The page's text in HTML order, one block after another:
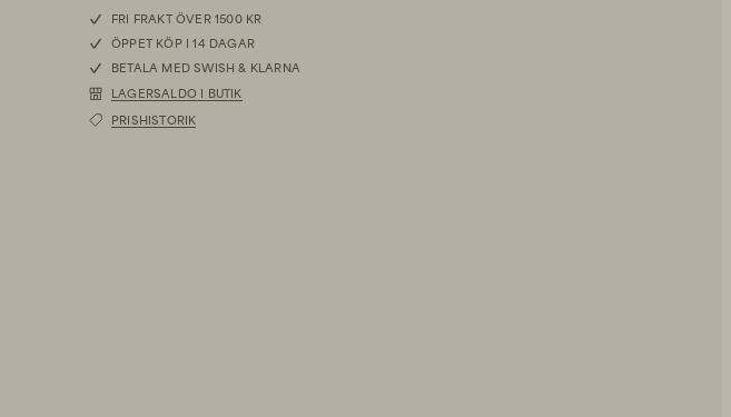
S
M
FRI FRAKT ÖVER 1500 KR
ÖPPET KÖP I 14 DAGAR
BETALA MED SWISH & KLARNA
LAGERSALDO I BUTIK
PRISHISTORIK